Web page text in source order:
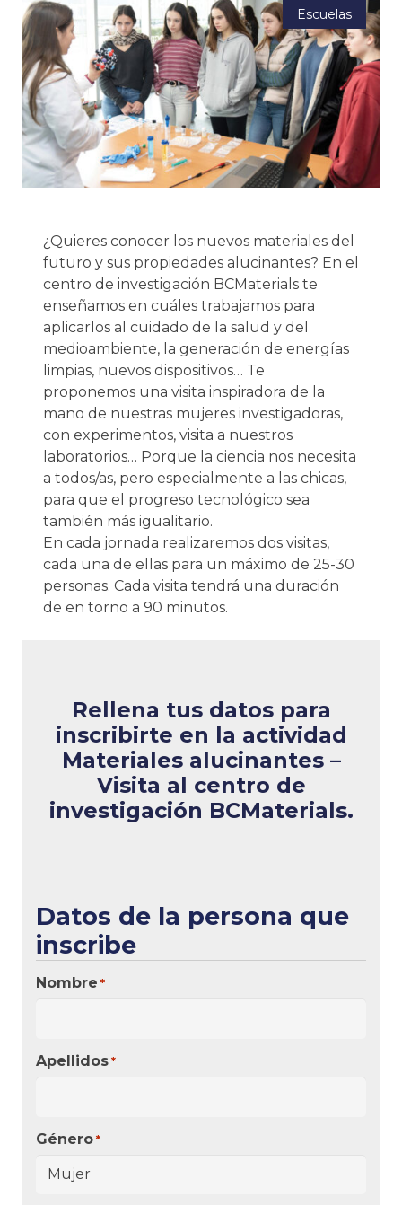
Escuelas
¿Quieres conocer los nuevos materiales del
futuro y sus propiedades alucinantes? En el
centro de investigación BCMaterials te
enseñamos en cuáles trabajamos para
aplicarlos al cuidado de la salud y del
medioambiente, la generación de energías
limpias, nuevos dispositivos… Te
proponemos una visita inspiradora de la
mano de nuestras mujeres investigadoras,
con experimentos, visita a nuestros
laboratorios… Porque la ciencia nos necesita
a todos/as, pero especialmente a las chicas,
para que el progreso tecnológico sea
también más igualitario.
En cada jornada realizaremos dos visitas,
cada una de ellas para un máximo de 25-30
personas. Cada visita tendrá una duración
de en torno a 90 minutos.
Rellena tus datos para
inscribirte en la actividad
Materiales alucinantes –
Visita al centro de
investigación BCMaterials.
Datos de la persona que
inscribe
Nombre *
Apellidos *
Género *